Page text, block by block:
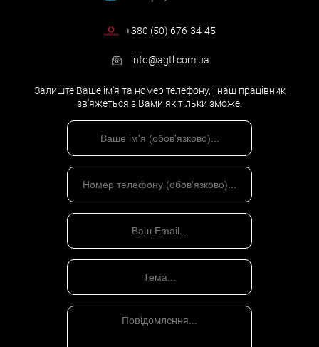
+380 (50) 676-34-45
info@agtl.com.ua
Залиште Ваше ім'я та номер телефону, і наш працівник
зв'яжеться з Вами як тільки зможе.